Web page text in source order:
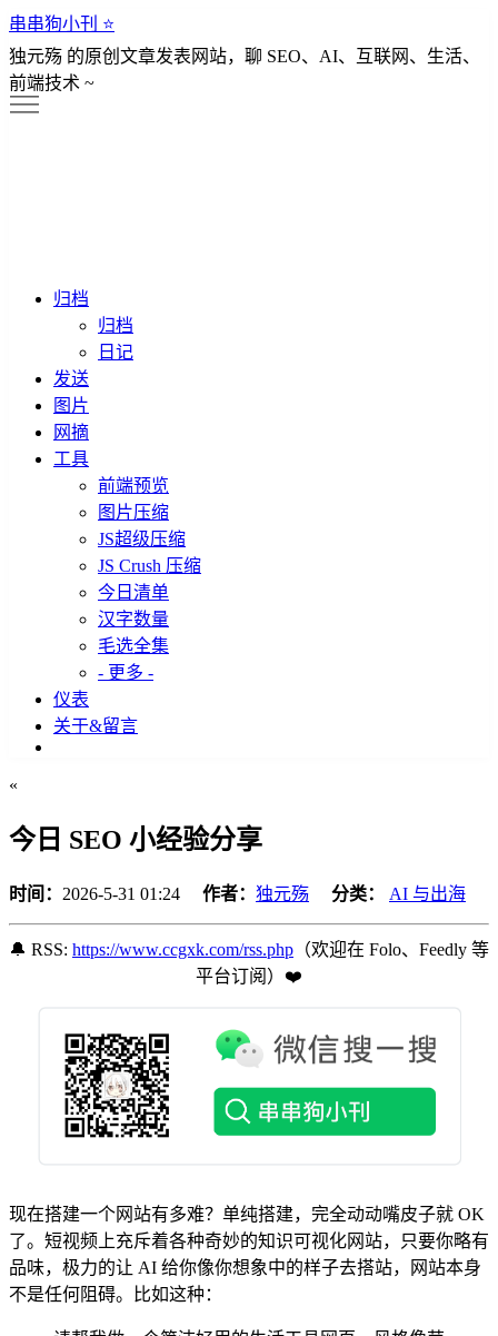
串串狗小刊 ⭐️
独元殇 的原创文章发表网站，聊 SEO、AI、互联网、生活、
前端技术 ~
归档
归档
日记
发送
图片
网摘
工具
前端预览
图片压缩
JS超级压缩
JS Crush 压缩
今日清单
汉字数量
毛选全集
- 更多 -
仪表
关于&留言
«
今日 SEO 小经验分享
时间： 2026-5-31 01:24 作者： 独元殇 分类： AI 与出海
🔔 RSS: https://www.ccgxk.com/rss.php （欢迎在 Folo、Feedly 等
平台订阅️）❤️
现在搭建一个网站有多难？单纯搭建，完全动动嘴皮子就 OK
了。短视频上充斥着各种奇妙的知识可视化网站，只要你略有
品味，极力的让 AI 给你像你想象中的样子去搭站，网站本身
不是任何阻碍。比如这种：